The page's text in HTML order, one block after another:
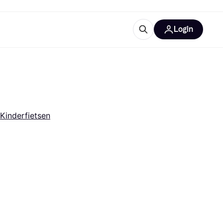
Login
Kinderfietsen